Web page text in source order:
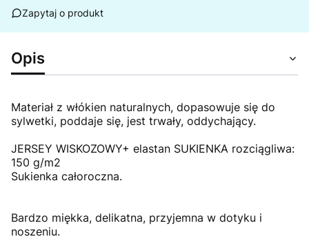
Zapytaj o produkt
Opis
Materiał z włókien naturalnych, dopasowuje się do
sylwetki, poddaje się, jest trwały, oddychający.
JERSEY WISKOZOWY+ elastan SUKIENKA rozciągliwa:
150 g/m2
Sukienka całoroczna.
Bardzo miękka, delikatna, przyjemna w dotyku i
noszeniu.